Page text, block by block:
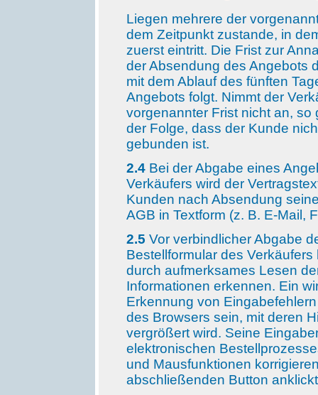
Liegen mehrere der
dem Zeitpunkt zustande, in
zuerst eintritt. Die Frist zur
der Absendung des Angebots
mit dem Ablauf des fünften
Angebots folgt. Nimmt der
vorgenannter Frist nicht an,
der Folge, dass der Kunde
gebunden ist.
2.4 Bei der Abgabe eines
Verkäufers wird der
Kunden nach Absendung
AGB in Textform (z. B. E-Mail,
2.5 Vor verbindlicher Abgabe
Bestellformular des
durch aufmerksames Lesen
Informationen erkennen. Ein
Erkennung von
des Browsers sein, mit deren
vergrößert wird. Seine
elektronischen
und Mausfunktionen
abschließenden Button